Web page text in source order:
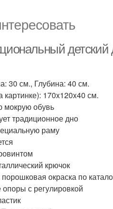
30 см., Глубина: 40 см.
170x120x40 см.
мокрую обувь
традиционное дно
раму
крючок
окраска по
с регулировкой